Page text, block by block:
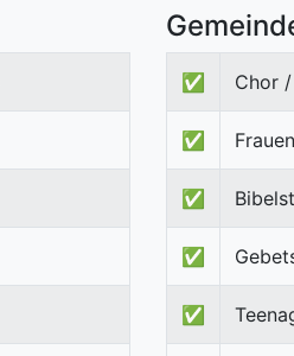
✅ Chor
✅
✅
✅
✅